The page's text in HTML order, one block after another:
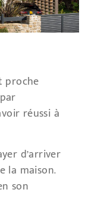
proche
réussi à
d’arriver
la maison.
son